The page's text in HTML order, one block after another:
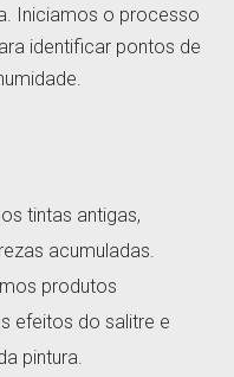
Iniciamos o processo
identificar pontos de
tintas antigas,
acumuladas.
produtos
efeitos do salitre e
pintura.